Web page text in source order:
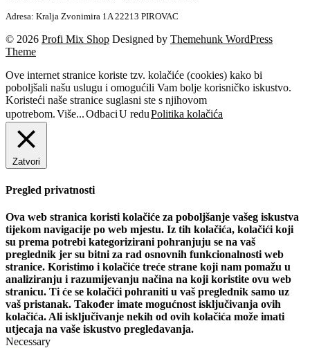
Adresa: Kralja Zvonimira 1A 22213 PIROVAC
© 2026 Profi Mix Shop Designed by Themehunk WordPress
Theme
Ove internet stranice koriste tzv. kolačiće (cookies) kako bi
poboljšali našu uslugu i omogućili Vam bolje korisničko iskustvo.
Koristeći naše stranice suglasni ste s njihovom
upotrebom.Više...OdbaciU reduPolitika kolačića
Zatvori
Pregled privatnosti
Ova web stranica koristi kolačiće za poboljšanje vašeg iskustva
tijekom navigacije po web mjestu. Iz tih kolačića, kolačići koji
su prema potrebi kategorizirani pohranjuju se na vaš
preglednik jer su bitni za rad osnovnih funkcionalnosti web
stranice. Koristimo i kolačiće treće strane koji nam pomažu u
analiziranju i razumijevanju načina na koji koristite ovu web
stranicu. Ti će se kolačići pohraniti u vaš preglednik samo uz
vaš pristanak. Također imate mogućnost isključivanja ovih
kolačića. Ali isključivanje nekih od ovih kolačića može imati
utjecaja na vaše iskustvo pregledavanja.
Necessary